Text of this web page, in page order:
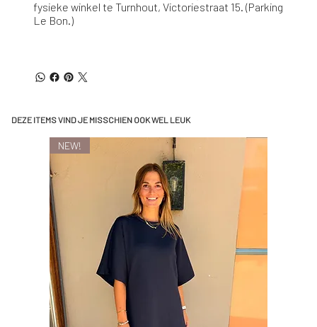
fysieke winkel te Turnhout, Victoriestraat 15. (Parking
Le Bon.)
DEZE ITEMS VIND JE MISSCHIEN OOK WEL LEUK
NEW!